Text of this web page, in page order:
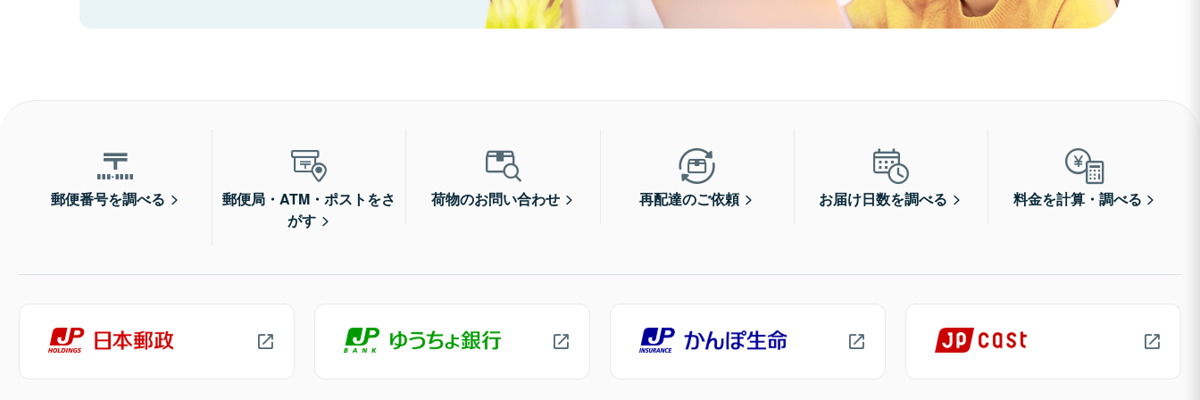
郵便番号を調べる
郵便局・ATM・ポストをさ
がす
荷物のお問い合わせ 再配達のご依頼 お届け日数を調べる 料金を計算・調べる